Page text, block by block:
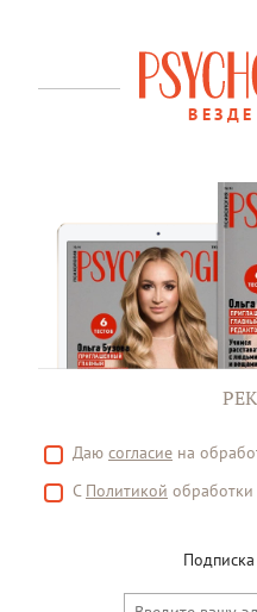
Даю согласие на
С Политикой обработки